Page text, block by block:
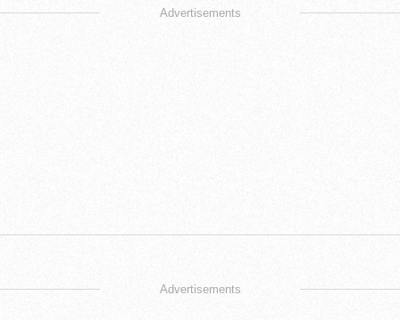
Advertisements
Advertisements